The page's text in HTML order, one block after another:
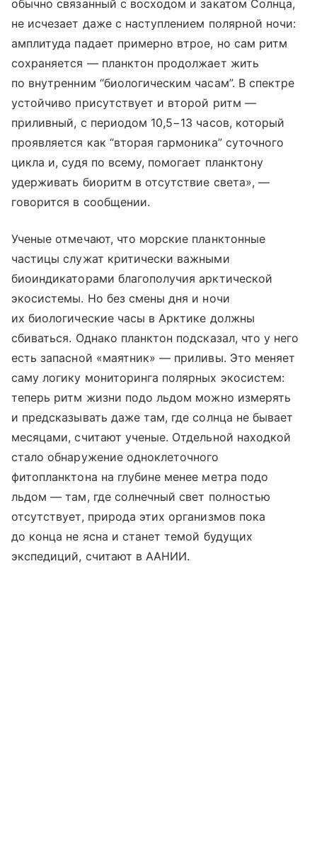
обычно связанный с восходом и закатом Солнца,
не исчезает даже с наступлением полярной ночи:
амплитуда падает примерно втрое, но сам ритм
сохраняется — планктон продолжает жить
по внутренним “биологическим часам”. В спектре
устойчиво присутствует и второй ритм —
приливный, с периодом 10,5−13 часов, который
проявляется как “вторая гармоника” суточного
цикла и, судя по всему, помогает планктону
удерживать биоритм в отсутствие света», —
говорится в сообщении.
Ученые отмечают, что морские планктонные
частицы служат критически важными
биоиндикаторами благополучия арктической
экосистемы. Но без смены дня и ночи
их биологические часы в Арктике должны
сбиваться. Однако планктон подсказал, что у него
есть запасной «маятник» — приливы. Это меняет
саму логику мониторинга полярных экосистем:
теперь ритм жизни подо льдом можно измерять
и предсказывать даже там, где солнца не бывает
месяцами, считают ученые. Отдельной находкой
стало обнаружение одноклеточного
фитопланктона на глубине менее метра подо
льдом — там, где солнечный свет полностью
отсутствует, природа этих организмов пока
до конца не ясна и станет темой будущих
экспедиций, считают в ААНИИ.